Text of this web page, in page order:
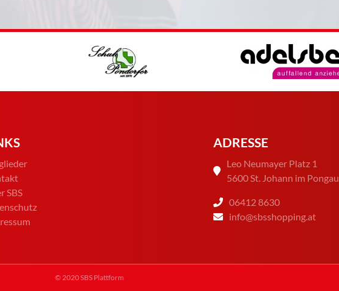
SBS
ADRESSE
Leo Neumayer Platz 1
5600 St. Johann im Pongau
06412 8630
info@sbsshopping.at
© 2020 SBS Plattform